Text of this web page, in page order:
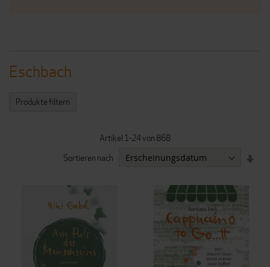
Eschbach
Artikel1-24von 868
Sortieren nach
Produkte filtern